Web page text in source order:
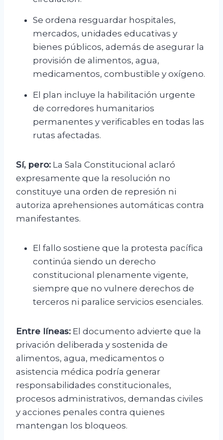
Se ordena resguardar hospitales,
mercados, unidades educativas y
bienes públicos, además de asegurar la
provisión de alimentos, agua,
medicamentos, combustible y oxígeno.
El plan incluye la habilitación urgente
de corredores humanitarios
permanentes y verificables en todas las
rutas afectadas.
Sí, pero: La Sala Constitucional aclaró
expresamente que la resolución no
constituye una orden de represión ni
autoriza aprehensiones automáticas contra
manifestantes.
El fallo sostiene que la protesta pacífica
continúa siendo un derecho
constitucional plenamente vigente,
siempre que no vulnere derechos de
terceros ni paralice servicios esenciales.
Entre líneas: El documento advierte que la
privación deliberada y sostenida de
alimentos, agua, medicamentos o
asistencia médica podría generar
responsabilidades constitucionales,
procesos administrativos, demandas civiles
y acciones penales contra quienes
mantengan los bloqueos.